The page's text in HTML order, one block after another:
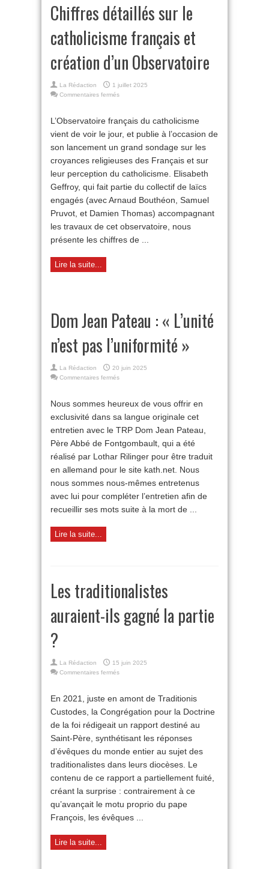
Chiffres détaillés sur le
catholicisme français et
création d’un Observatoire
La Rédaction
1 juillet 2025
Commentaires ferméssur
sur
le
français
et
création
Observatoire
L’Observatoire français du catholicisme
vient de voir le jour, et publie à l’occasion de
son lancement un grand sondage sur les
croyances religieuses des Français et sur
leur perception du catholicisme. Elisabeth
Geffroy, qui fait partie du collectif de laïcs
engagés (avec Arnaud Bouthéon, Samuel
Pruvot, et Damien Thomas) accompagnant
les travaux de cet observatoire, nous
présente les chiffres de ...
Lire la suite...
Dom Jean Pateau : « L’unité
n’est pas l’uniformité »
La Rédaction
20 juin 2025
Commentaires ferméssur
Pateau
:
n’est
pas
l’uniformité »
Nous sommes heureux de vous offrir en
exclusivité dans sa langue originale cet
entretien avec le TRP Dom Jean Pateau,
Père Abbé de Fontgombault, qui a été
réalisé par Lothar Rilinger pour être traduit
en allemand pour le site kath.net. Nous
nous sommes nous-mêmes entretenus
avec lui pour compléter l’entretien afin de
recueillir ses mots suite à la mort de ...
Lire la suite...
Les traditionalistes
auraient-ils gagné la partie
?
La Rédaction
15 juin 2025
Commentaires ferméssur
auraient-
ils
la
partie
?
En 2021, juste en amont de Traditionis
Custodes, la Congrégation pour la Doctrine
de la foi rédigeait un rapport destiné au
Saint-Père, synthétisant les réponses
d’évêques du monde entier au sujet des
traditionalistes dans leurs diocèses. Le
contenu de ce rapport a partiellement fuité,
créant la surprise : contrairement à ce
qu’avançait le motu proprio du pape
François, les évêques ...
Lire la suite...